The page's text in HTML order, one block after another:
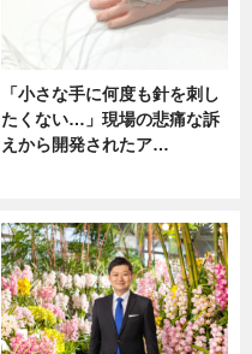
「小さな手に何度も針を刺し
たくない…」現場の悲痛な訴
えから開発されたア…